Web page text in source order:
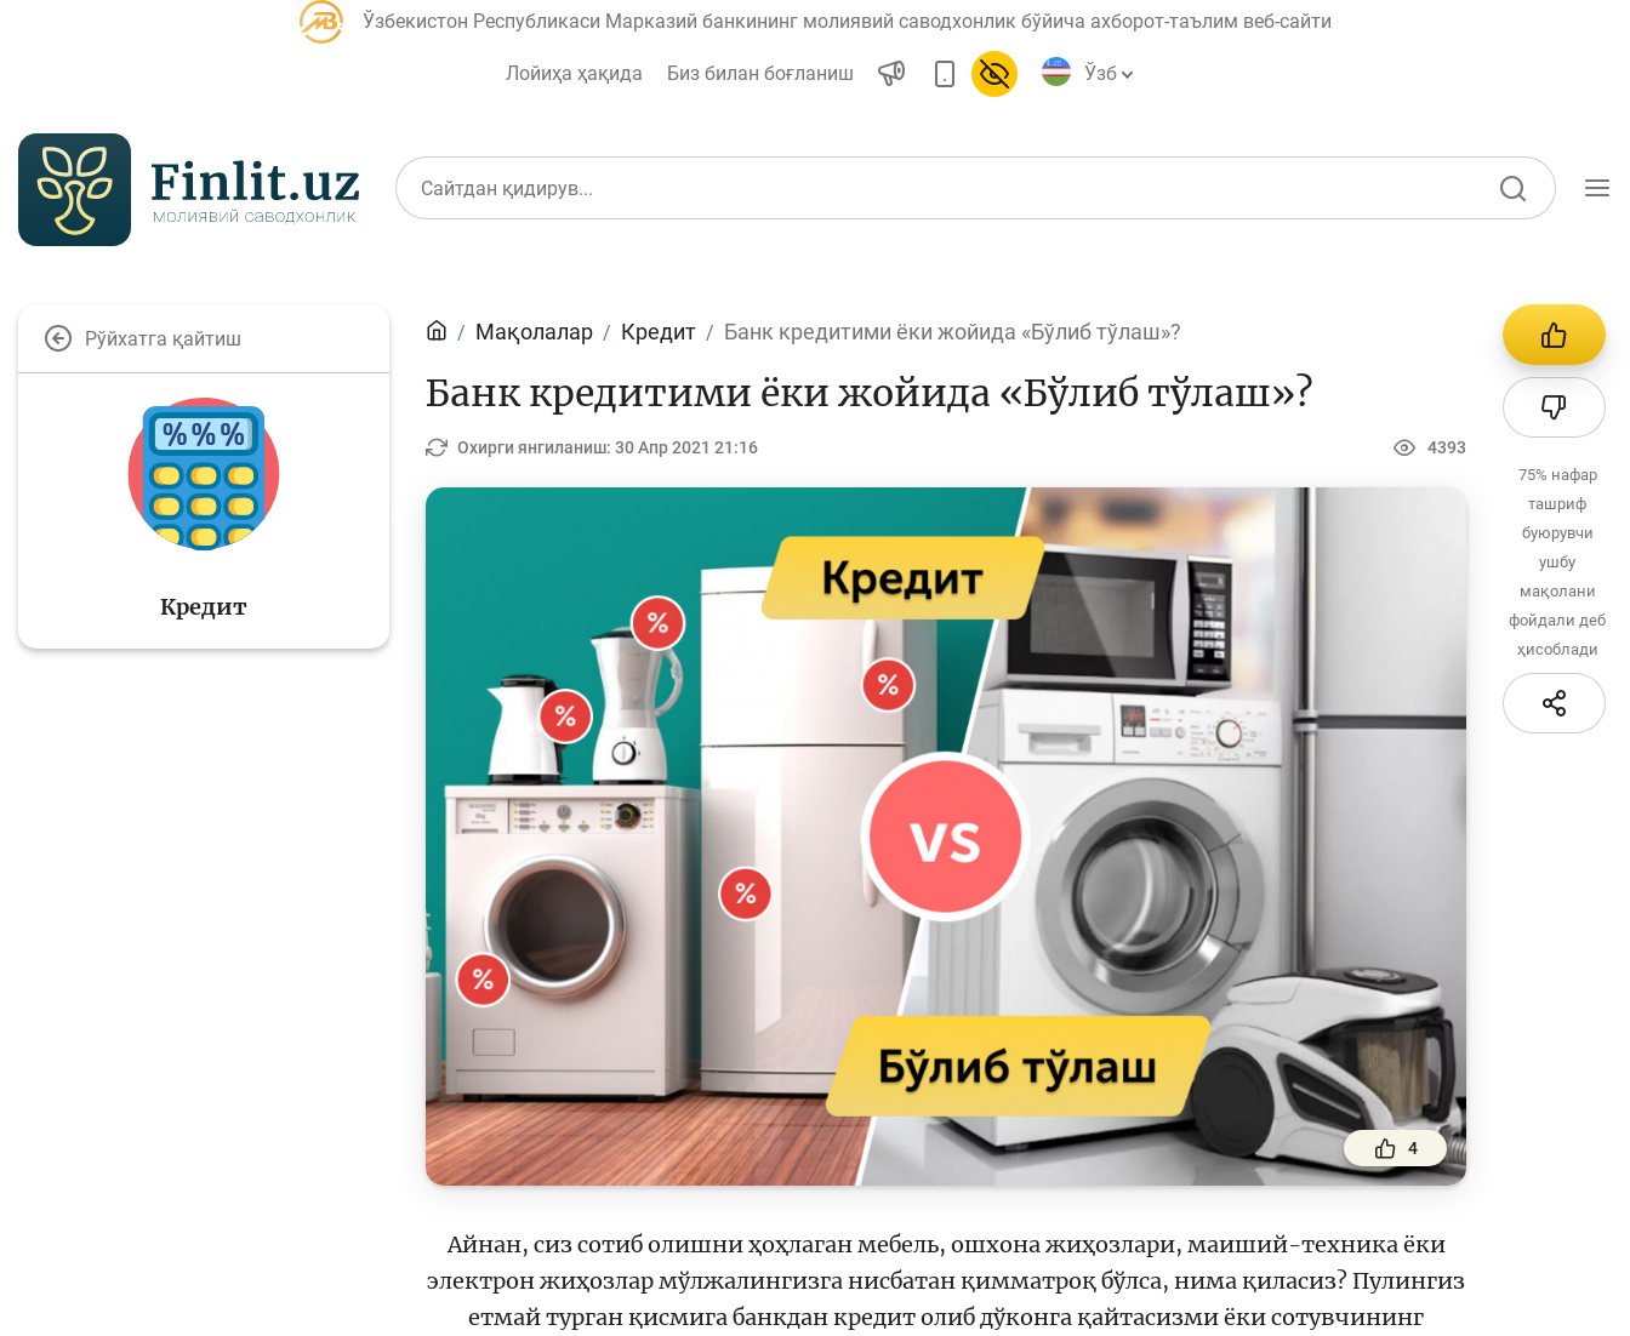
Ўзбекистон Республикаси Марказий банкининг молиявий саводхонлик бўйича ахборот-таълим веб-сайти
Лойиҳа ҳақида Биз билан боғланиш Ўзб
Банк агентлари учун Ислом молияси
Депозит (омонатлар) Кредит Бюджет
Молия бозори
Пул-кредит сиёсати
ва унинг
элементлари
Банк хизматлари
истеъмолчилари
ҳуқуқлари
Тадбиркорлик
хизматлар
Кенгайтирилган
Рўйхатга қайтиш
Кредит
Мақолалар Кредит Банк кредитими ёки жойида «Бўлиб тўлаш»?
Банк кредитими ёки жойида «Бўлиб тўлаш»?
Охирги янгиланиш: 30 Апр 2021 21:16 4393
4
Айнан, сиз сотиб олишни ҳоҳлаган мебель, ошхона жиҳозлари, маиший-техника ёки
электрон жиҳозлар мўлжалингизга нисбатан қимматроқ бўлса, нима қиласиз? Пулингиз
етмай турган қисмига банкдан кредит олиб дўконга қайтасизми ёки сотувчининг
75% нафар
ташриф
буюрувчи
ушбу
мақолани
фойдали деб
ҳисоблади